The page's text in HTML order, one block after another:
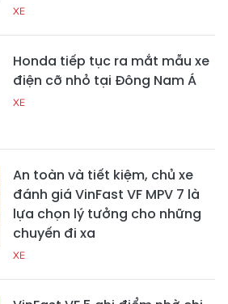
XE
Honda tiếp tục ra mắt mẫu xe
điện cỡ nhỏ tại Đông Nam Á
XE
An toàn và tiết kiệm, chủ xe
đánh giá VinFast VF MPV 7 là
lựa chọn lý tưởng cho những
chuyến đi xa
XE